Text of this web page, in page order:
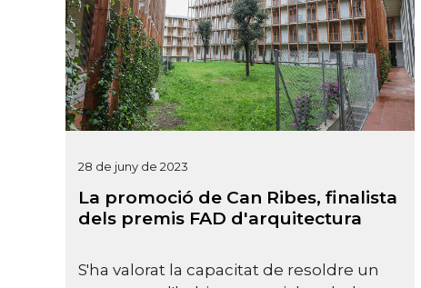
28 de juny de 2023
La promoció de Can Ribes, finalista
dels premis FAD d'arquitectura
S'ha valorat la capacitat de resoldre un